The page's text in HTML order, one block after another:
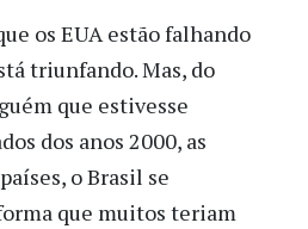
os EUA estão falhando
triunfando. Mas, do
que estivesse
dos anos 2000, as
o Brasil se
que muitos teriam